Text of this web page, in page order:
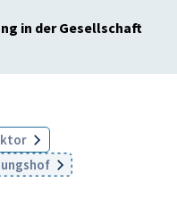
in der Gesellschaft